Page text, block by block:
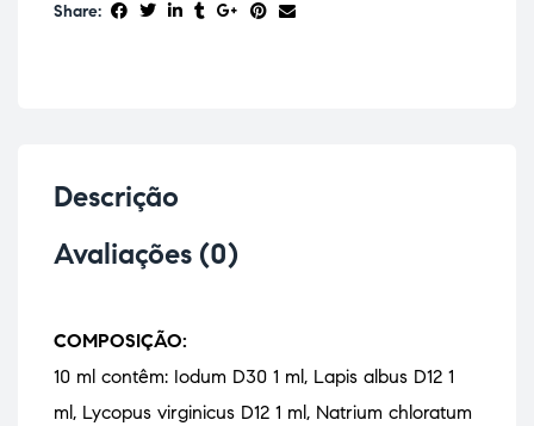
Share:
Descrição
Avaliações (0)
COMPOSIÇÃO:
10 ml contêm: Iodum D30 1 ml, Lapis albus D12 1
ml, Lycopus virginicus D12 1 ml, Natrium chloratum